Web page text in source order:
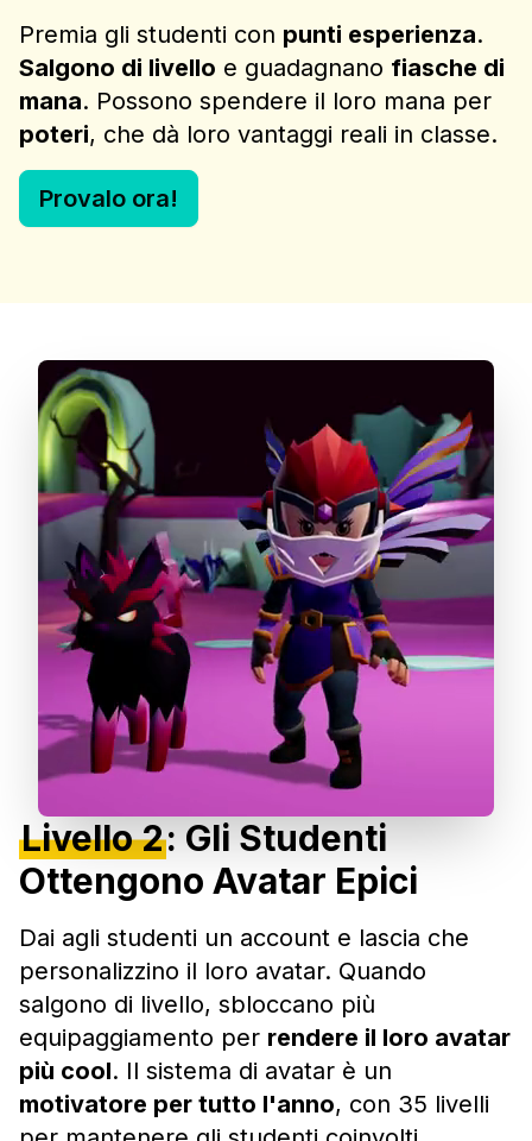
Premia gli studenti con punti esperienza.
Salgono di livello e guadagnano fiasche di
mana. Possono spendere il loro mana per
poteri, che dà loro vantaggi reali in classe.
Provalo ora!
Livello 2: Gli Studenti
Ottengono Avatar Epici
Dai agli studenti un account e lascia che
personalizzino il loro avatar. Quando
salgono di livello, sbloccano più
equipaggiamento per rendere il loro avatar
più cool. Il sistema di avatar è un
motivatore per tutto l'anno, con 35 livelli